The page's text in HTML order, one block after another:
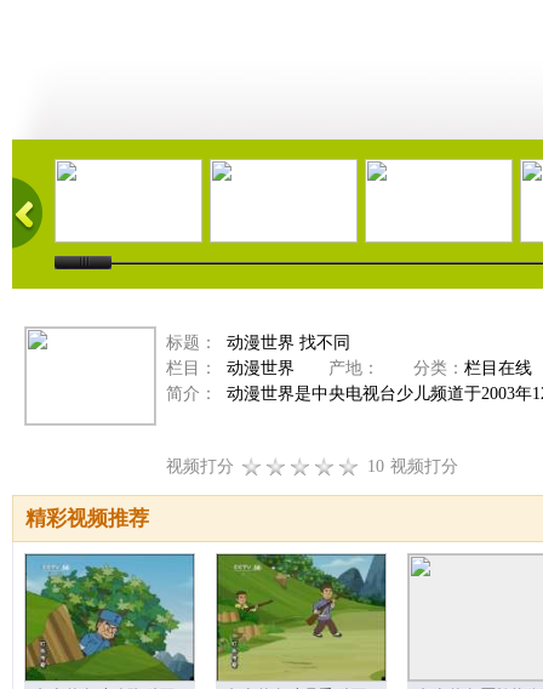
11:10 10:17 09:13
标题：
动漫世界 找不同
栏目：
动漫世界 产地： 分类： 栏目在线
简介：
动漫世界是中央电视台少儿频道于2003年
视频打分 10 视频打分
精彩视频推荐